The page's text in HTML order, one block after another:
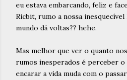
eu estava embarcando, feliz e
Ricbit, rumo a nossa
mundo dá voltas?? hehe.
Mas melhor que ver o quanto
rumos inesperados é perceber
encarar a vida muda com o